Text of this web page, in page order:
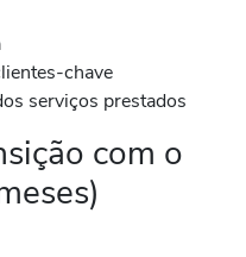
chave
serviços prestados
com o